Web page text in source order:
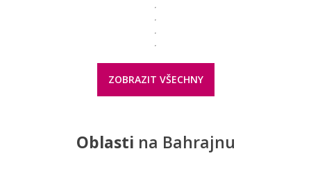
ZOBRAZIT VŠECHNY
Oblasti na Bahrajnu